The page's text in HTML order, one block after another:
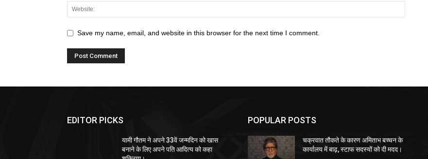
Save my name, email, and website in this browser for the next time I comment.
EDITOR PICKS
यामी गौतम ने अपने 33वें जन्मदिन को खास
बनाने के लिए अपने पति आदित्य को कहा
POPULAR POSTS
चक्रवात तौकते के कारण अमिताभ बच्चन के
कार्यालय में बाढ़, स्टाफ सदस्यों को दी मदद।